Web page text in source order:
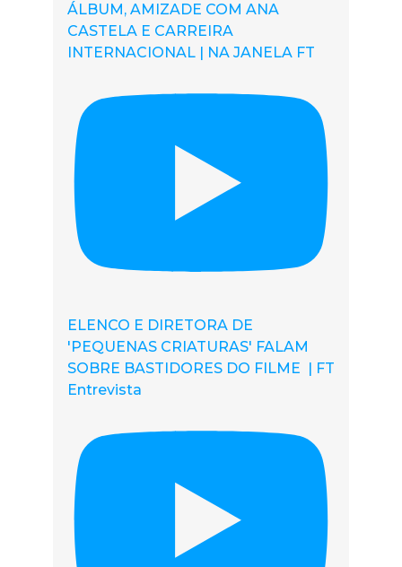
ÁLBUM, AMIZADE COM ANA
CASTELA E CARREIRA
INTERNACIONAL | NA JANELA FT
ELENCO E DIRETORA DE
'PEQUENAS CRIATURAS' FALAM
SOBRE BASTIDORES DO FILME | FT
Entrevista